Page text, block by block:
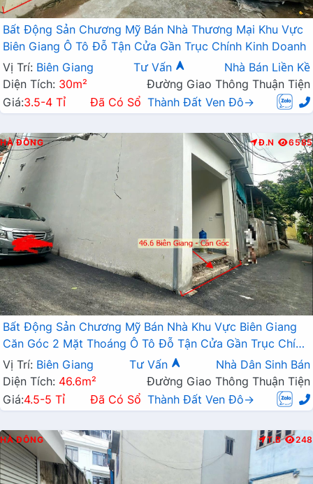
Bất Động Sản Chương Mỹ Bán Nhà Thương Mại Khu Vực
Biên Giang Ô Tô Đỗ Tận Cửa Gần Trục Chính Kinh Doanh
Vị Trí: Biên Giang Tư Vấn
Nhà Bán Liền Kề
Diện Tích: 30m²
Đường Giao Thông Thuận Tiện
Giá:3.5-4 Tỉ Đã Có Sổ Thành Đất Ven Đô→
HÀ ĐÔNG Đ.N 6585
Bất Động Sản Chương Mỹ Bán Nhà Khu Vực Biên Giang
Căn Góc 2 Mặt Thoáng Ô Tô Đỗ Tận Cửa Gần Trục Chính
Kinh Doanh
Vị Trí: Biên Giang Tư Vấn
Nhà Dân Sinh Bán
Diện Tích: 46.6m²
Đường Giao Thông Thuận Tiện
Giá:4.5-5 Tỉ Đã Có Sổ Thành Đất Ven Đô→
HÀ ĐÔNG T.B 248